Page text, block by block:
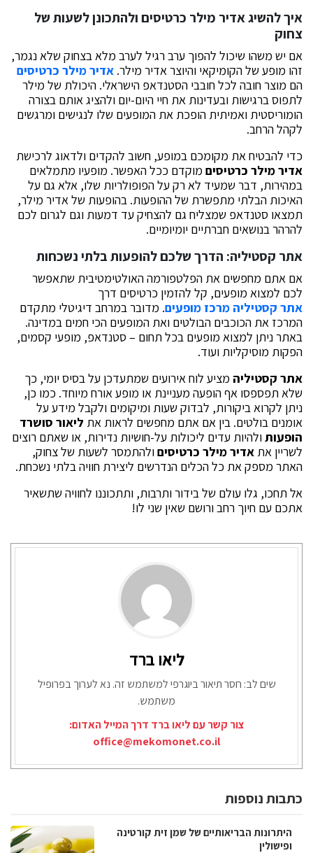
איך להשיג אדיר מילר כרטיסים ולהתכונן לשעות של
צחוק
אם יש משהו שיכול להפוך ערב רגיל לערב מלא בצחוק שלא נגמר,
זהו מופע של הקומיקאי והיוצר אדיר מילר. אדיר מילר כרטיסים
הם מוצר חובה לכל חובבי הסטנדאפ הישראלי. היכולת של מילר
לתפוס ברגישות ובעדינות את חיי היום-יום ולהציג אותם בצורה
הומוריסטית ואמיתית הופכת את המופעים שלו לנגישים ומרגשים
לקהל הרחב.
כדי להבטיח את מקומכם במופע, חשוב להקדים ולדאוג לרכישת
אדיר מילר כרטיסים מוקדם ככל האפשר. מופעיו מתמלאים
במהירות, דבר שמעיד לא רק על הפופולריות שלו, אלא גם על
האיכות הבלתי מתפשרת של ההופעות. בהופעות של אדיר מילר,
תמצאו סטנדאפ שמצליח גם להצחיק עד דמעות וגם לגרום לכם
להרהר בנושאים חברתיים יומיומיים.
אתר קסטיליה: הדרך שלכם להופעות בלתי נשכחות
אם אתם מחפשים את הפלטפורמה האולטימטיבית שתאפשר
לכם למצוא מופעים, קל להזמין כרטיסים דרך
אתר קסטיליה מרכז מופעים. מדובר במרחב דיגיטלי מתקדם
המרכז את הכוכבים הבולטים ואת המופעים הכי חמים במדינה.
באתר ניתן למצוא מופעים בכל תחום – סטנדאפ, מופעי קסמים,
הפקות מוסיקליות ועוד.
אתר קסטיליה מציע לוח אירועים שמתעדכן על בסיס יומי, כך
שלא תפספסו אף הופעה מעניינת או מופע אורח מיוחד. כמו כן,
ניתן לקרוא ביקורות, לבדוק שעות ומיקומים ולקבל מידע על
אומנים בולטים. בין אם אתם מחפשים לראות את ליאור סושרד
הופעותולהיות עדים ליכולות על-חושיות נדירות, או שאתם רוצים
לשריין את אדיר מילר כרטיסיםולהתמסר לשעות של צחוק,
האתר מספק את כל הכלים הנדרשים ליצירת חוויה בלתי נשכחת.
אל תחכו, גלו עולם של בידור ותרבות, ותתכוננו לחוויה שתשאיר
אתכם עם חיוך רחב ורושם שאין שני לו!
ליאו ברד
שים לב: חסר תיאור ביוגרפי למשתמש זה. נא לערוך בפרופיל
משתמש.
צור קשר עם ליאו ברד דרך המייל האדום:
office@mekomonet.co.il
כתבות נוספות
היתרונות הבריאותיים של שמן זית קורטינה
ופישולין